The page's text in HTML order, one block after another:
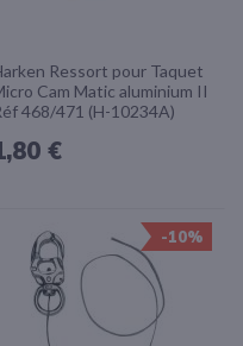
Ressort pour Taquet
Cam Matic aluminium II
468/471 (H-10234A)
€
-10%